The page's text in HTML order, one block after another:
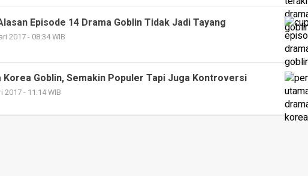
Episode 14 Drama Goblin Tidak Jadi Tayang
2017 - 08:34 WIB
Korea Goblin, Semakin Populer Tapi Juga Kontroversi
2017 - 11:14 WIB